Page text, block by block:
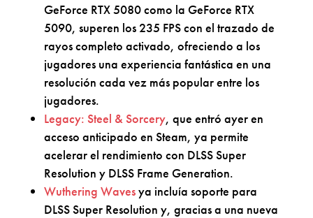
GeForce RTX 5080 como la GeForce RTX
5090, superen los 235 FPS con el trazado de
rayos completo activado, ofreciendo a los
jugadores una experiencia fantástica en una
resolución cada vez más popular entre los
jugadores.
Legacy: Steel & Sorcery, que entró ayer en
acceso anticipado en Steam, ya permite
acelerar el rendimiento con DLSS Super
Resolution y DLSS Frame Generation.
Wuthering Wavesya incluía soporte para
DLSS Super Resolution y, gracias a una nueva